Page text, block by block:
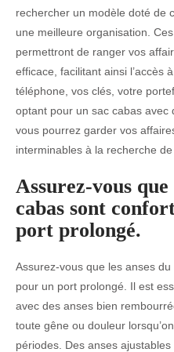
rechercher un modèle doté de
une meilleure organisation.
permettront de ranger vos
efficace, facilitant ainsi l’accès
téléphone, vos clés, votre
optant pour un sac cabas avec
vous pourrez garder vos
interminables à la recherche
Assurez-vous que
cabas sont
port prolongé.
Assurez-vous que les anses
pour un port prolongé. Il est
avec des anses bien
toute gêne ou douleur
périodes. Des anses